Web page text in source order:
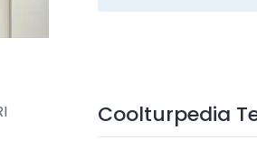
Coolturpedia